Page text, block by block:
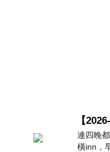
連四晚
橫inn，